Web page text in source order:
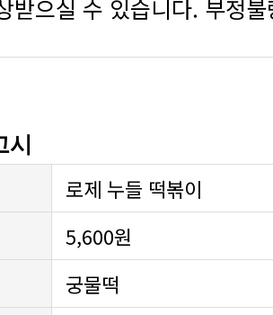
받으실 수 있습니다. 부정
로제 누들 떡볶이
5,600원
궁물떡